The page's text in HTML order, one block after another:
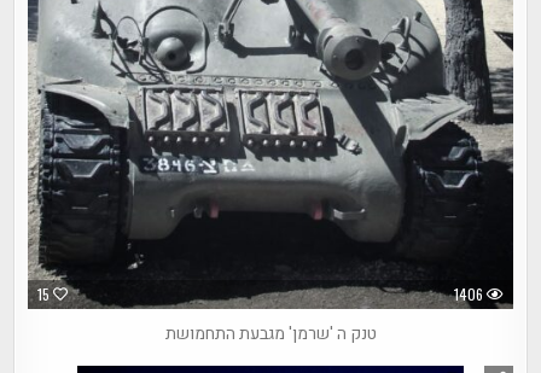
15 1406
טנק ה 'שרמן' מגבעת התחמושת